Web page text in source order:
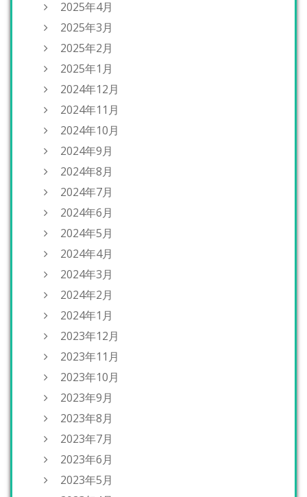
2025年4月
2025年3月
2025年2月
2025年1月
2024年12月
2024年11月
2024年10月
2024年9月
2024年8月
2024年7月
2024年6月
2024年5月
2024年4月
2024年3月
2024年2月
2024年1月
2023年12月
2023年11月
2023年10月
2023年9月
2023年8月
2023年7月
2023年6月
2023年5月